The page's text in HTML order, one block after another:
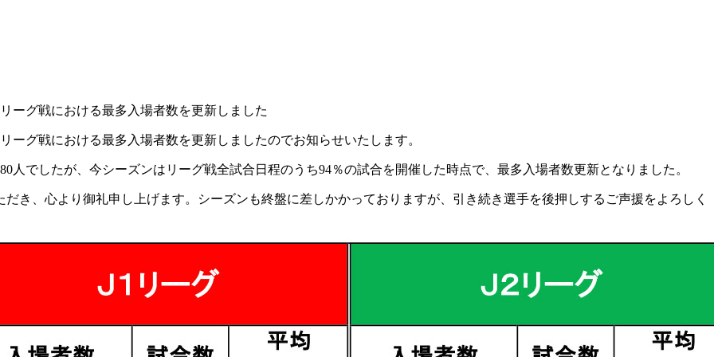
ーグ戦における最多入場者数を更新しました
ーグ戦における最多入場者数を更新しましたのでお知らせいたします。
人でしたが、今シーズンはリーグ戦全試合日程のうち94％の試合を開催した時点で、最多入場者数更新となりました。
き、心より御礼申し上げます。シーズンも終盤に差しかかっておりますが、引き続き選手を後押しするご声援をよろしく